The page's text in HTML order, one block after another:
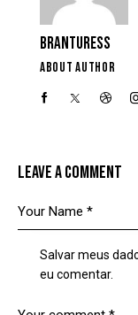
BRANTURESS
ABOUT AUTHOR
LEAVE A COMMENT
Salvar meus
eu comentar.